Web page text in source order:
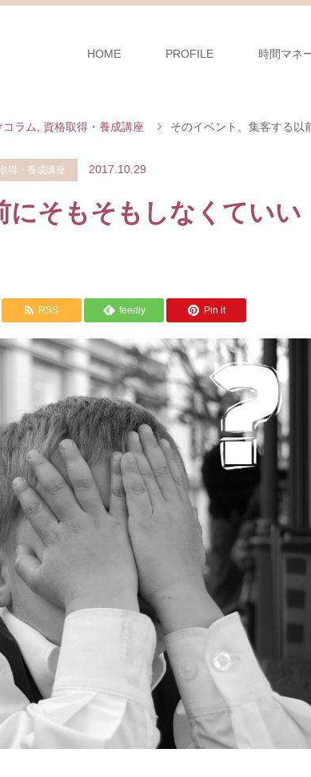
HOME PROFILE 時間マネ
ラム 資格取得・養成講座 そのイベント、集客する以
得・養成講座 2017.10.29
にそもそもしなくていい
RSS feedly Pin it